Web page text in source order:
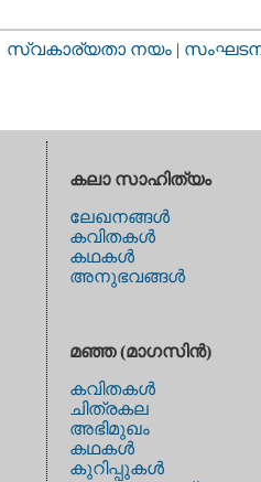
സ്വകാര്യതാ നയം |
കലാ സാഹിത്യം
ലേഖനങ്ങള്‍
കവിതകള്‍
കഥകള്‍
അനുഭവങ്ങള്‍
മഞ്ഞ (മാഗസിന്‍)
കവിതകള്‍
ചിത്രകല
അഭിമുഖം
കഥകള്‍
കുറിപ്പുകള്‍